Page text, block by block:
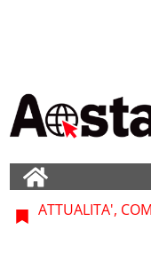
ATTUALITA',